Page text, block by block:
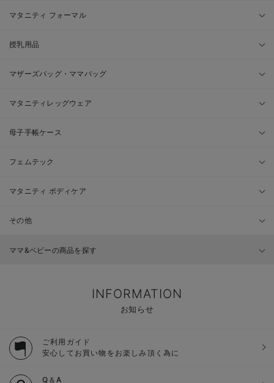
マタニティ フォーマル
授乳用品
マザーズバッグ・ママバッグ
マタニティレッグウェア
母子手帳ケース
フェムテック
マタニティ ボディケア
その他
ママ&ベビーの商品を探す
INFORMATION
お知らせ
ご利用ガイド
安心してお買い物をお楽しみ頂く為に
Q＆A